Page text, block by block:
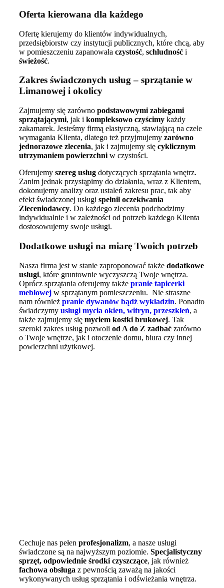
Oferta kierowana dla każdego
Ofertę kierujemy do klientów indywidualnych,
przedsiębiorstw czy instytucji publicznych, które chcą, aby
w pomieszczeniu zapanowała czystość, schludność i
świeżość.
Zakres świadczonych usług – sprzątanie w
Limanowej i okolicy
Zajmujemy się zarówno podstawowymi zabiegami
sprzątającymi, jak i kompleksowo czyścimy każdy
zakamarek. Jesteśmy firmą elastyczną, stawiającą na czele
wymagania Klienta, dlatego też przyjmujemy zarówno
jednorazowe zlecenia, jak i zajmujemy się cyklicznym
utrzymaniem powierzchni w czystości.
Oferujemy szereg usług dotyczących sprzątania wnętrz.
Zanim jednak przystąpimy do działania, wraz z Klientem,
dokonujemy analizy oraz ustaleń zakresu prac, tak aby
efekt świadczonej usługi spełnił oczekiwania
Zleceniodawcy. Do każdego zlecenia podchodzimy
indywidualnie i w zależności od potrzeb każdego Klienta
dostosowujemy swoje usługi.
Dodatkowe usługi na miarę Twoich potrzeb
Nasza firma jest w stanie zaproponować także dodatkowe
usługi, które gruntownie wyczyszczą Twoje wnętrza.
Oprócz sprzątania oferujemy także pranie tapicerki
meblowej w sprzątanym pomieszczeniu. Nie straszne
nam również pranie dywanów bądź wykładzin. Ponadto
świadczymy usługi mycia okien, witryn, przeszkleń, a
także zajmujemy się myciem kostki brukowej. Tak
szeroki zakres usług pozwoli od A do Z zadbać zarówno
o Twoje wnętrze, jak i otoczenie domu, biura czy innej
powierzchni użytkowej.
Cechuje nas pełen profesjonalizm, a nasze usługi
świadczone są na najwyższym poziomie. Specjalistyczny
sprzęt, odpowiednie środki czyszczące, jak również
fachowa obsługa z pewnością zaważą na jakości
wykonywanych usług sprzątania i odświeżania wnętrza.